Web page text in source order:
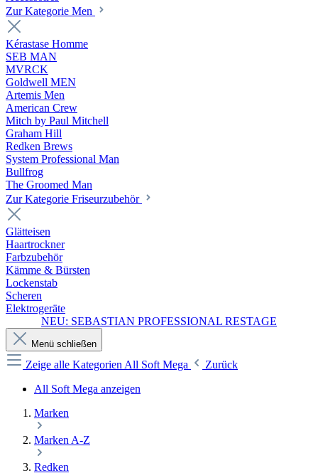
Zur Kategorie Men
Kérastase Homme
SEB MAN
MVRCK
Goldwell MEN
Artemis Men
American Crew
Mitch by Paul Mitchell
Graham Hill
Redken Brews
System Professional Man
Bullfrog
The Groomed Man
Zur Kategorie Friseurzubehör
Glätteisen
Haartrockner
Farbzubehör
Kämme & Bürsten
Lockenstab
Scheren
Elektrogeräte
NEU: SEBASTIAN PROFESSIONAL RESTAGE
Menü schließen
Zeige alle Kategorien All Soft Mega
Zurück
All Soft Mega anzeigen
Marken
Marken A-Z
Redken